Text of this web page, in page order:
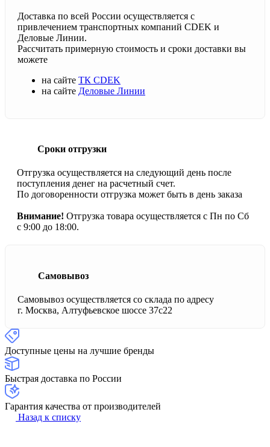
Доставка по всей России осуществляется с
привлечением транспортных компаний CDEK и
Деловые Линии.
Рассчитать примерную стоимость и сроки доставки вы
можете
на сайте ТК CDEK
на сайте Деловые Линии
Сроки отгрузки
Отгрузка осуществляется на следующий день после
поступления денег на расчетный счет.
По договоренности отгрузка может быть в день заказа
Внимание! Отгрузка товара осуществляется с Пн по Сб
с 9:00 до 18:00.
Самовывоз
Самовывоз осуществляется со склада по адресу
г. Москва, Алтуфьевское шоссе 37с22
Доступные цены на лучшие бренды
Быстрая доставка по России
Гарантия качества от производителей
Назад к списку